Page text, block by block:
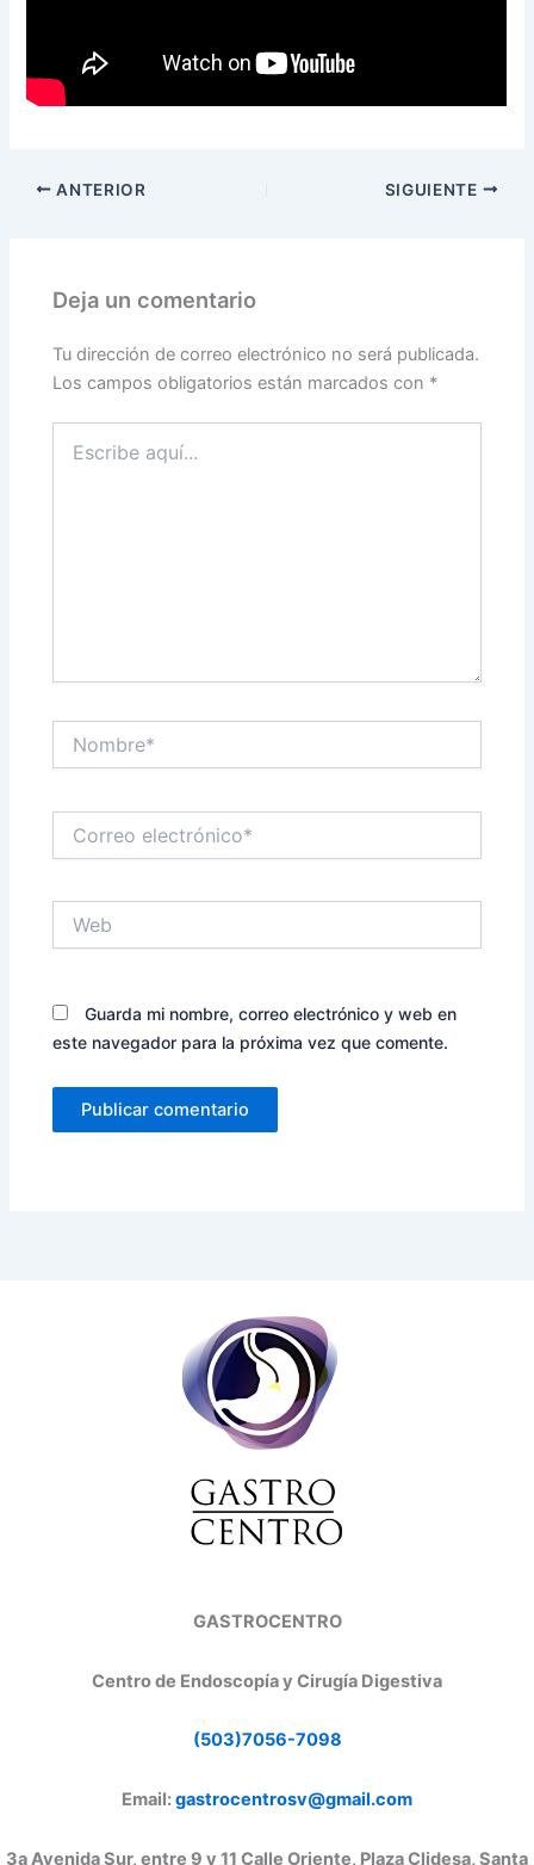
ANTERIOR SIGUIENTE
Deja un comentario
Tu dirección de correo electrónico no será publicada.
Los campos obligatorios están marcados con *
aquí...
electrónico*
Guarda mi nombre, correo electrónico y web en
este navegador para la próxima vez que comente.
GASTROCENTRO
Centro de Endoscopía y Cirugía Digestiva
(503)7056-7098
Email:gastrocentrosv@gmail.com
3a Avenida Sur, entre 9 y 11 Calle Oriente, Plaza Clidesa, Santa